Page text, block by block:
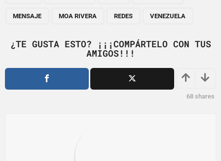
i
o
MENSAJE MOA RIVERA REDES VENEZUELA
¿TE GUSTA ESTO? ¡¡¡COMPÁRTELO CON TUS
AMIGOS!!!
68 shares